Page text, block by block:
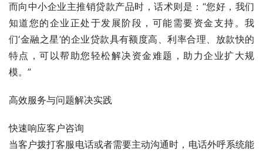
而向中小企业主推销贷款产品时，话术则是：“您好，我们
知道您的企业正处于发展阶段，可能需要资金支持。我
们‘金融之星’的企业贷款具有额度高、利率合理、放款快的
特点，可以帮助您轻松解决资金难题，助力企业扩大规
模。”
高效服务与问题解决实践
快速响应客户咨询
当客户拨打客服电话或者需要主动沟通时，电话外呼系统能